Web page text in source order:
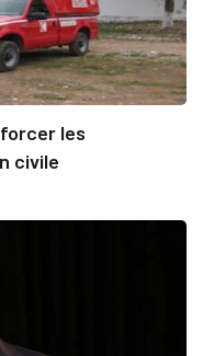
les
civile